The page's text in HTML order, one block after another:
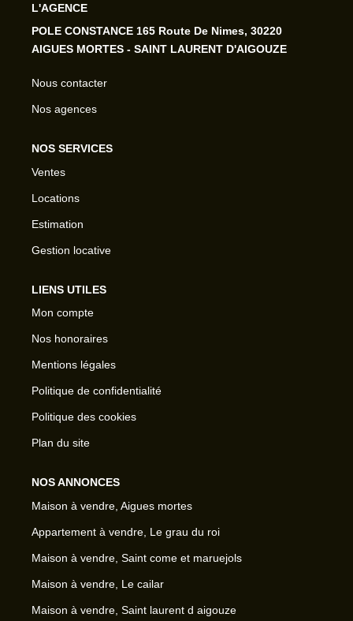
L'AGENCE
POLE CONSTANCE 165 Route De Nimes, 30220
AIGUES MORTES - SAINT LAURENT D'AIGOUZE
Nous contacter
Nos agences
NOS SERVICES
Ventes
Locations
Estimation
Gestion locative
LIENS UTILES
Mon compte
Nos honoraires
Mentions légales
Politique de confidentialité
Politique des cookies
Plan du site
NOS ANNONCES
Maison à vendre, Aigues mortes
Appartement à vendre, Le grau du roi
Maison à vendre, Saint come et maruejols
Maison à vendre, Le cailar
Maison à vendre, Saint laurent d aigouze